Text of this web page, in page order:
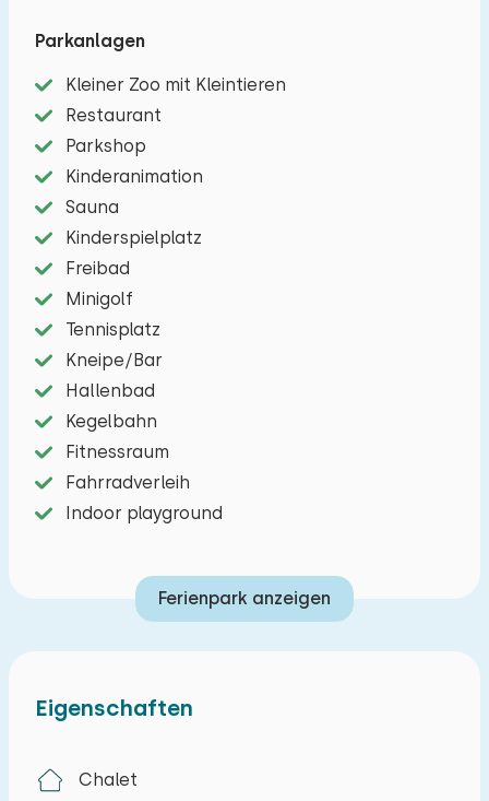
sowie eine moderne Küche sorgen für
Rande des Parks genießen Sie absolute
Privatsphäre, und Freizeitmöglichkeiten für alle
Altersgruppen sind nur wenige Gehminuten
entfernt.
Die grüne Umgebung lädt zum Spazieren und
Radfahren ein und bietet die Möglichkeit, den
Charme des Vechttals zu entdecken. Erleben Sie
jeden Tag etwas Neues.
Eigenschaften
Chalet
Parkanlagen
Kleiner Zoo mit Kleintieren
Restaurant
Parkshop
Kinderanimation
Sauna
Kinderspielplatz
Freibad
Minigolf
Tennisplatz
Kneipe/Bar
Hallenbad
Kegelbahn
Fitnessraum
Fahrradverleih
Indoor playground
Ferienpark anzeigen